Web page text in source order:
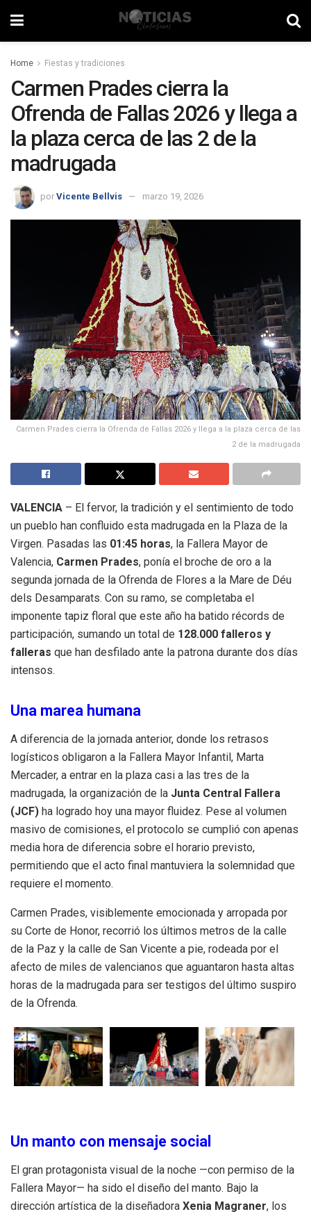
Home Fiestas y tradiciones
Carmen Prades cierra la
Ofrenda de Fallas 2026 y llega a
la plaza cerca de las 2 de la
madrugada
por Vicente Bellvis marzo 19, 2026
Carmen Prades cierra la Ofrenda de Fallas 2026 y llega a la plaza cerca de las
2 de la madrugada
VALENCIA – El fervor, la tradición y el sentimiento de todo
un pueblo han confluido esta madrugada en la Plaza de la
Virgen. Pasadas las 01:45 horas, la Fallera Mayor de
Valencia, Carmen Prades, ponía el broche de oro a la
segunda jornada de la Ofrenda de Flores a la Mare de Déu
dels Desamparats. Con su ramo, se completaba el
imponente tapiz floral que este año ha batido récords de
participación, sumando un total de 128.000 falleros y
falleras que han desfilado ante la patrona durante dos días
intensos.
Una marea humana
A diferencia de la jornada anterior, donde los retrasos
logísticos obligaron a la Fallera Mayor Infantil, Marta
Mercader, a entrar en la plaza casi a las tres de la
madrugada, la organización de la Junta Central Fallera
(JCF) ha logrado hoy una mayor fluidez. Pese al volumen
masivo de comisiones, el protocolo se cumplió con apenas
media hora de diferencia sobre el horario previsto,
permitiendo que el acto final mantuviera la solemnidad que
requiere el momento.
Carmen Prades, visiblemente emocionada y arropada por
su Corte de Honor, recorrió los últimos metros de la calle
de la Paz y la calle de San Vicente a pie, rodeada por el
afecto de miles de valencianos que aguantaron hasta altas
horas de la madrugada para ser testigos del último suspiro
de la Ofrenda.
Un manto con mensaje social
El gran protagonista visual de la noche —con permiso de la
Fallera Mayor— ha sido el diseño del manto. Bajo la
dirección artística de la diseñadora Xenia Magraner, los